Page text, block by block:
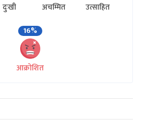
दुःखी अचम्मित
उत्साहित
16%
आक्रोशित